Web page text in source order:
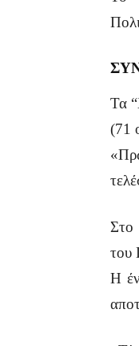
Τα
(71
Στο
του
Η